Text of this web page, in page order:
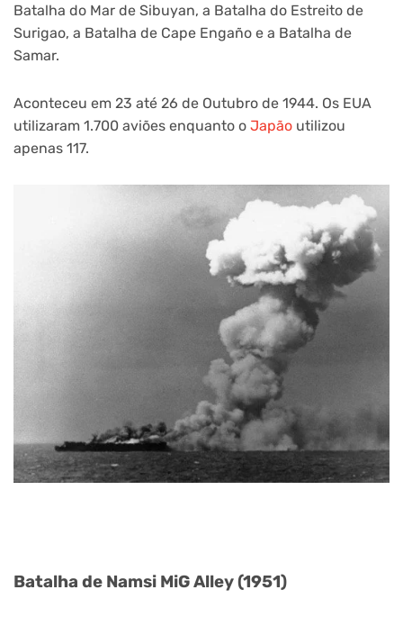
Batalha do Mar de Sibuyan, a Batalha do Estreito de
Surigao, a Batalha de Cape Engaño e a Batalha de
Samar.
Aconteceu em 23 até 26 de Outubro de 1944. Os EUA
utilizaram 1.700 aviões enquanto o Japão utilizou
apenas 117.
Batalha de Namsi MiG Alley (1951)